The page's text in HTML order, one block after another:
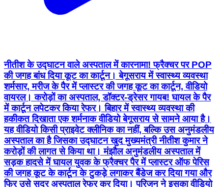
नीतीश के उद्घाटन वाले अस्पताल में कारनामा! फ्रैक्चर पर POP
की जगह बांध दिया कूट का कार्टून। बेगूसराय में स्वास्थ्य व्यवस्था
शर्मसार, मरीज के पैर में प्लास्टर की जगह कूट का कार्टून, वीडियो
वायरल। करोड़ों का अस्पताल, डॉक्टर-ड्रेसर गायब! घायल के पैर
में कार्टून लपेटकर किया रेफर। बिहार में स्वास्थ्य व्यवस्था की
हकीकत दिखाता एक शर्मनाक वीडियो बेगूसराय से सामने आया है।
यह वीडियो किसी प्राइवेट क्लीनिक का नहीं, बल्कि उस अनुमंडलीय
अस्पताल का है जिसका उद्घाटन खुद मुख्यमंत्री नीतीश कुमार ने
करोड़ों की लागत से किया था। मंझौल अनुमंडलीय अस्पताल में
सड़क हादसे में घायल युवक के फ्रैक्चर पैर में प्लास्टर ऑफ पेरिस
की जगह कूट के कार्टून के टुकड़े लगाकर बैंडेज कर दिया गया और
फिर उसे सदर अस्पताल रेफर कर दिया। परिजन ने इसका वीडियो